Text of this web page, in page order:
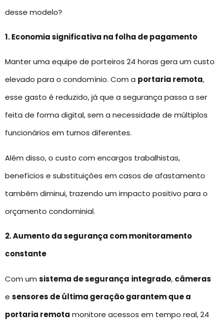
desse modelo?
1. Economia significativa na folha de pagamento
Manter uma equipe de porteiros 24 horas gera um custo
elevado para o condomínio. Com a portaria remota,
esse gasto é reduzido, já que a segurança passa a ser
feita de forma digital, sem a necessidade de múltiplos
funcionários em turnos diferentes.
Além disso, o custo com encargos trabalhistas,
benefícios e substituições em casos de afastamento
também diminui, trazendo um impacto positivo para o
orçamento condominial.
2. Aumento da segurança com monitoramento
constante
Com um sistema de segurança integrado, câmeras
e sensores de última geração garantem que a
portaria remota monitore acessos em tempo real, 24